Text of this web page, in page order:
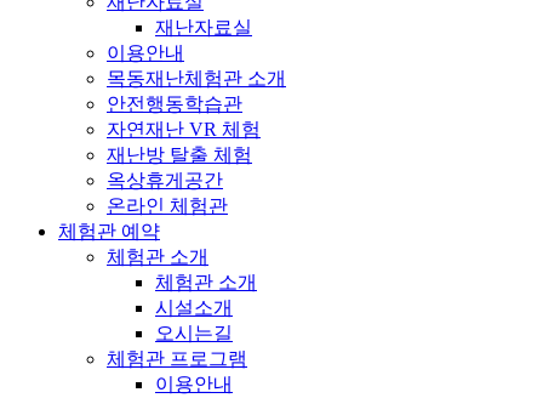
재난자료실
이용안내
목동재난체험관 소개
안전행동학습관
자연재난 VR 체험
재난방 탈출 체험
옥상휴게공간
온라인 체험관
체험관 예약
체험관 소개
체험관 소개
시설소개
오시는길
체험관 프로그램
이용안내